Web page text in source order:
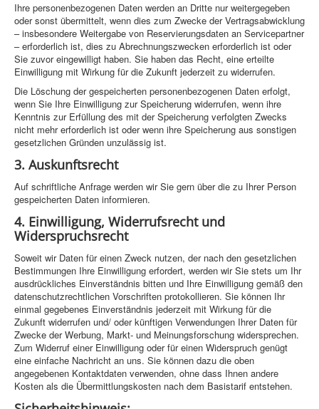
Ihre personenbezogenen Daten werden an Dritte nur weitergegeben
oder sonst übermittelt, wenn dies zum Zwecke der Vertragsabwicklung
– insbesondere Weitergabe von Reservierungsdaten an Servicepartner
– erforderlich ist, dies zu Abrechnungszwecken erforderlich ist oder
Sie zuvor eingewilligt haben. Sie haben das Recht, eine erteilte
Einwilligung mit Wirkung für die Zukunft jederzeit zu widerrufen.
Die Löschung der gespeicherten personenbezogenen Daten erfolgt,
wenn Sie Ihre Einwilligung zur Speicherung widerrufen, wenn ihre
Kenntnis zur Erfüllung des mit der Speicherung verfolgten Zwecks
nicht mehr erforderlich ist oder wenn ihre Speicherung aus sonstigen
gesetzlichen Gründen unzulässig ist.
3. Auskunftsrecht
Auf schriftliche Anfrage werden wir Sie gern über die zu Ihrer Person
gespeicherten Daten informieren.
4. Einwilligung, Widerrufsrecht und
Widerspruchsrecht
Soweit wir Daten für einen Zweck nutzen, der nach den gesetzlichen
Bestimmungen Ihre Einwilligung erfordert, werden wir Sie stets um Ihr
ausdrückliches Einverständnis bitten und Ihre Einwilligung gemäß den
datenschutzrechtlichen Vorschriften protokollieren. Sie können Ihr
einmal gegebenes Einverständnis jederzeit mit Wirkung für die
Zukunft widerrufen und/ oder künftigen Verwendungen Ihrer Daten für
Zwecke der Werbung, Markt- und Meinungsforschung widersprechen.
Zum Widerruf einer Einwilligung oder für einen Widerspruch genügt
eine einfache Nachricht an uns. Sie können dazu die oben
angegebenen Kontaktdaten verwenden, ohne dass Ihnen andere
Kosten als die Übermittlungskosten nach dem Basistarif entstehen.